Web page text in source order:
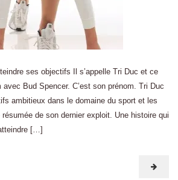
ses objectifs Il s’appelle Tri Duc et ce
Bud Spencer. C’est son prénom. Tri Duc
ambitieux dans le domaine du sport et les
résumée de son dernier exploit. Une histoire qui
[…]